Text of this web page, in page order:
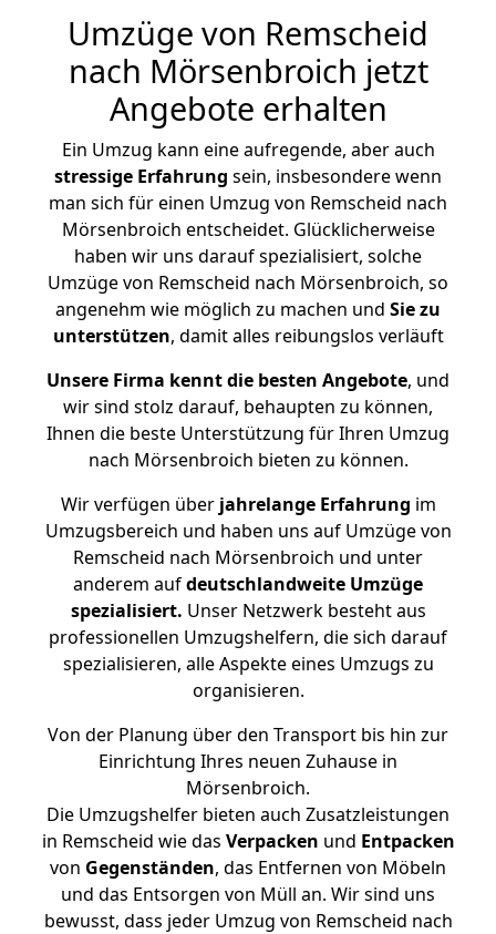
Umzüge von Remscheid
nach Mörsenbroich jetzt
Angebote erhalten
Ein Umzug kann eine aufregende, aber auch
stressige Erfahrung sein, insbesondere wenn
man sich für einen Umzug von Remscheid nach
Mörsenbroich entscheidet. Glücklicherweise
haben wir uns darauf spezialisiert, solche
Umzüge von Remscheid nach Mörsenbroich, so
angenehm wie möglich zu machen und Sie zu
unterstützen, damit alles reibungslos verläuft
Unsere Firma kennt die besten Angebote, und
wir sind stolz darauf, behaupten zu können,
Ihnen die beste Unterstützung für Ihren Umzug
nach Mörsenbroich bieten zu können.
Wir verfügen überjahrelange Erfahrung im
Umzugsbereich und haben uns auf Umzüge von
Remscheid nach Mörsenbroich und unter
anderem aufdeutschlandweite Umzüge
spezialisiert. Unser Netzwerk besteht aus
professionellen Umzugshelfern, die sich darauf
spezialisieren, alle Aspekte eines Umzugs zu
organisieren.
Von der Planung über den Transport bis hin zur
Einrichtung Ihres neuen Zuhause in
Mörsenbroich.
Die Umzugshelfer bieten auch Zusatzleistungen
in Remscheid wie das Verpacken und Entpacken
von Gegenständen, das Entfernen von Möbeln
und das Entsorgen von Müll an. Wir sind uns
bewusst, dass jeder Umzug von Remscheid nach